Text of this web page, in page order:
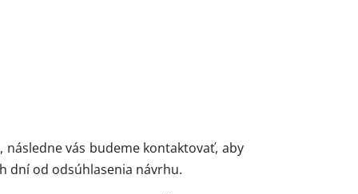
vás budeme kontaktovať, aby
dní od odsúhlasenia návrhu.